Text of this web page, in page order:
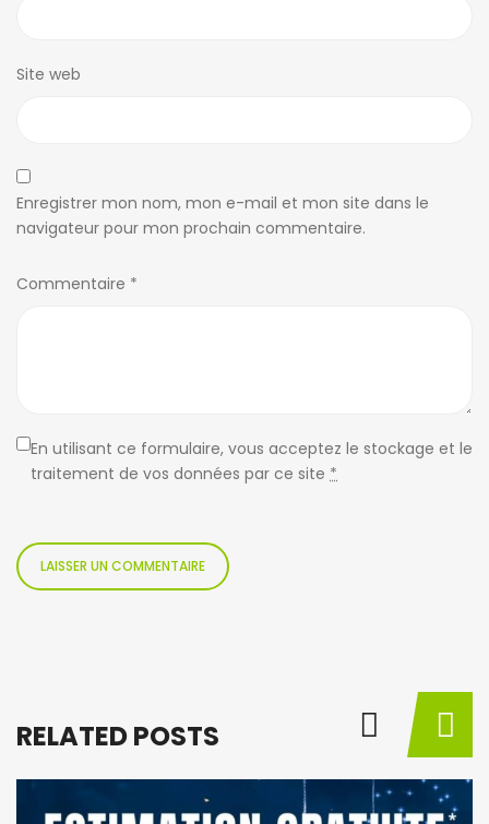
Site web
Enregistrer mon nom, mon e-mail et mon site dans le
navigateur pour mon prochain commentaire.
Commentaire *
En utilisant ce formulaire, vous acceptez le stockage et le
traitement de vos données par ce site *
RELATED POSTS